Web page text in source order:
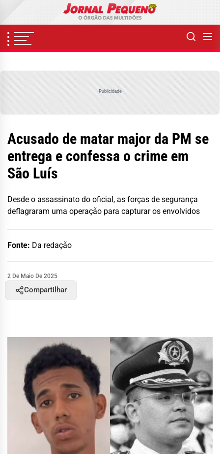
content
Publicidade
Acusado de matar major da PM se
entrega e confessa o crime em
São Luís
Desde o assassinato do oficial, as forças de segurança
deflagraram uma operação para capturar os envolvidos
Fonte: Da redação
2 De Maio De 2025
Compartilhar